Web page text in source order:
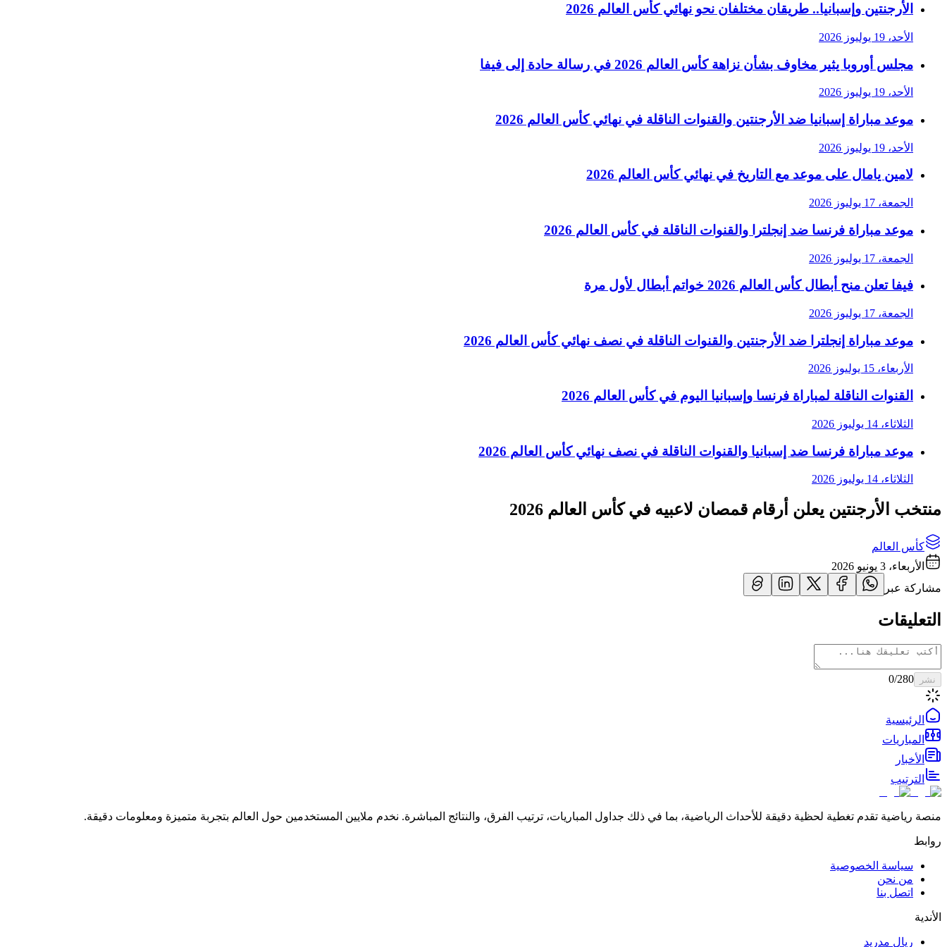
الأرجنتين وإسبانيا.. طريقان مختلفان نحو نهائي كأس العالم 2026
الأحد، 19 يوليوز 2026
مجلس أوروبا يثير مخاوف بشأن نزاهة كأس العالم 2026 في رسالة حادة إلى فيفا
الأحد، 19 يوليوز 2026
موعد مباراة إسبانيا ضد الأرجنتين والقنوات الناقلة في نهائي كأس العالم 2026
الأحد، 19 يوليوز 2026
لامين يامال على موعد مع التاريخ في نهائي كأس العالم 2026
الجمعة، 17 يوليوز 2026
موعد مباراة فرنسا ضد إنجلترا والقنوات الناقلة في كأس العالم 2026
الجمعة، 17 يوليوز 2026
فيفا تعلن منح أبطال كأس العالم 2026 خواتم أبطال لأول مرة
الجمعة، 17 يوليوز 2026
موعد مباراة إنجلترا ضد الأرجنتين والقنوات الناقلة في نصف نهائي كأس العالم 2026
الأربعاء، 15 يوليوز 2026
القنوات الناقلة لمباراة فرنسا وإسبانيا اليوم في كأس العالم 2026
الثلاثاء، 14 يوليوز 2026
موعد مباراة فرنسا ضد إسبانيا والقنوات الناقلة في نصف نهائي كأس العالم 2026
الثلاثاء، 14 يوليوز 2026
منتخب الأرجنتين يعلن أرقام قمصان لاعبيه في كأس العالم 2026
كأس العالم
الأربعاء، 3 يونيو 2026
مشاركة عبر
التعليقات
نشر 0/280
الرئيسية
المباريات
الأخبار
الترتيب
منصة رياضية تقدم تغطية لحظية دقيقة للأحداث الرياضية، بما في ذلك جداول المباريات، ترتيب الفرق، والنتائج المباشرة. نخدم ملايين المستخدمين حول العالم بتجربة متميزة ومعلومات دقيقة.
روابط
سياسة الخصوصية
من نحن
اتصل بنا
الأندية
ريال مدريد